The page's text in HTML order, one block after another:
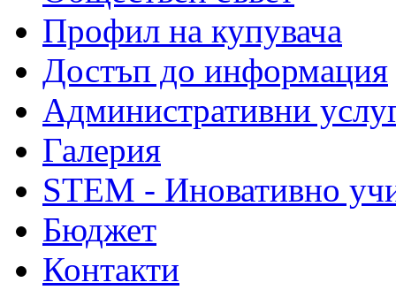
Профил на купувача
Достъп до информация
Административни
Галерия
STEM - Иновативно
Бюджет
Контакти